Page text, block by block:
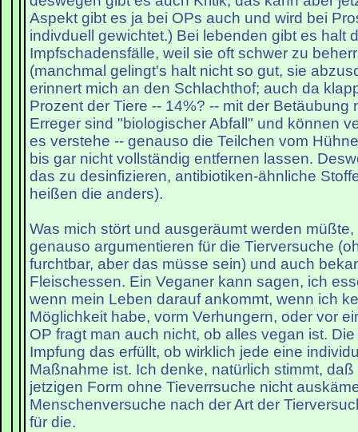
Aspekt gibt es ja bei OPs auch und wird bei
indivduell gewichtet.) Bei lebenden gibt es halt
Impfschadensfälle, weil sie oft schwer zu
(manchmal gelingt's halt nicht so gut, sie
erinnert mich an den Schlachthof; auch da
Prozent der Tiere -- 14%? -- mit der Betäubung
Erreger sind "biologischer Abfall" und können
es verstehe -- genauso die Teilchen vom
bis gar nicht vollständig entfernen lassen.
das zu desinfizieren, antibiotiken-ähnliche
heißen die anders).
Was mich stört und ausgeräumt werden
genauso argumentieren für die Tierversuche
furchtbar, aber das müsse sein) und auch
Fleischessen. Ein Veganer kann sagen, ich
wenn mein Leben darauf ankommt, wenn ich
Möglichkeit habe, vorm Verhungern, oder vor
OP fragt man auch nicht, ob alles vegan ist.
Impfung das erfüllt, ob wirklich jede eine
Maßnahme ist. Ich denke, natürlich stimmt,
jetzigen Form ohne Tieverrsuche nicht
Menschenversuche nach der Art der
für die.